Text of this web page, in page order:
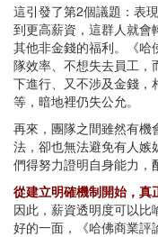
這引發了第2個議題：表
到更高薪資，這群人就會
其他非金錢的福利。《哈
隊效率、不想失去員工，
下進行、又不涉及金錢，
等，暗地裡仍失公允。
再來，團隊之間雖然有機
法，卻也無法避免有人嫉
們得努力證明自身能力，
從建立明確機制開始，真
因此，薪資透明度可以
好的一面，《哈佛商業評